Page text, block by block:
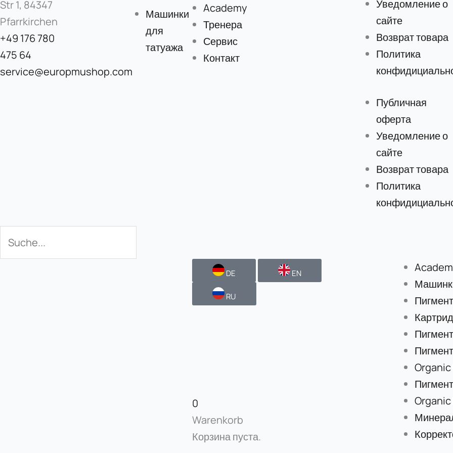
Str 1, 84347
Pfarrkirchen
+49 176 780
475 64
service@europmushop.com
Машинки
для
татуажа
Academy
Тренера
Сервис
Контакт
Уведомление о
сайте
Возврат товара
Политика
Публичная
оферта
Уведомление о
сайте
Возврат товара
Политика
DE EN
RU
0
Warenkorb
Корзина пуста.
Organic